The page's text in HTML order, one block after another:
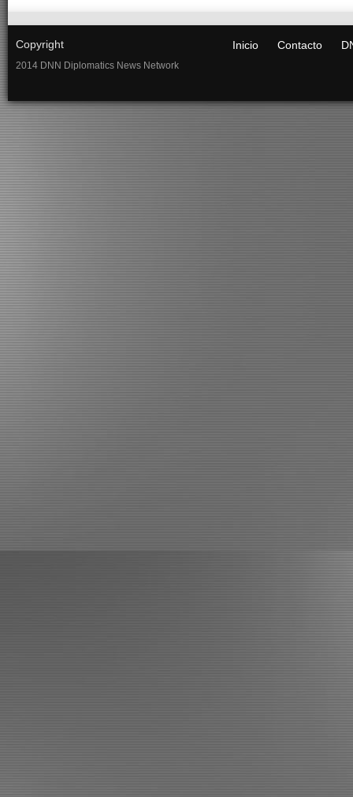
Copyright
2014 DNN Diplomatics News Network
Inicio Contacto